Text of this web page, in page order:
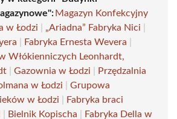
Magazyn Konfekcyjny
w Łodzi
„Ariadna” Fabryka Nici
Fabryka Ernesta Wevera
Włókienniczych Leonhardt,
Gazownia w Łodzi
Przędzalnia
w Łodzi
Grupowa
w Łodzi
Fabryka braci
Bielnik Kopischa Fabryka Della w